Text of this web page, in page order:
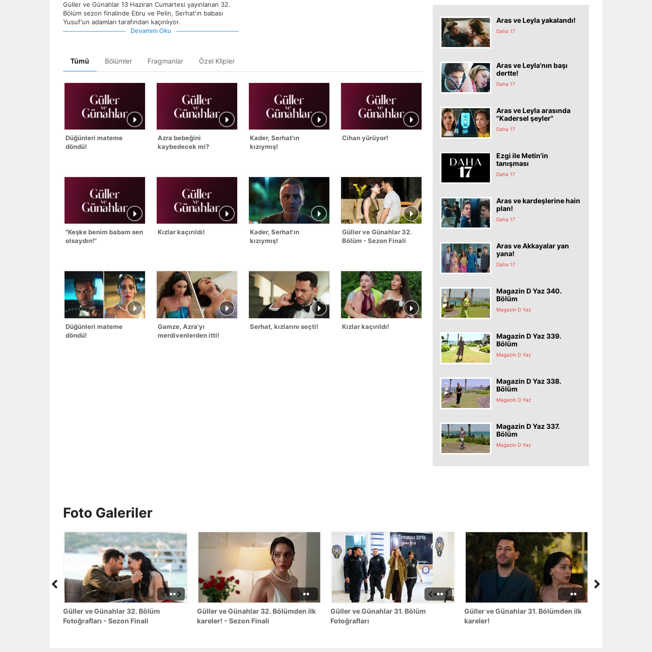
Güller ve Günahlar 13 Haziran Cumartesi yayınlanan 32.
Bölüm sezon finalinde Ebru ve Pelin, Serhat'ın babası
Yusuf'un adamları tarafından kaçırılıyor.
Devamını Oku
Tümü Bölümler Fragmanlar Özel Klipler
Düğünleri mateme
döndü!
Azra bebeğini
kaybedecek mi?
Kader, Serhat'ın
kızıymış!
Cihan yürüyor!
"Keşke benim babam sen
olsaydın!"
Kızlar kaçırıldı!
Kader, Serhat'ın
kızıymış!
Güller ve Günahlar 32.
Bölüm - Sezon Finali
Düğünleri mateme
döndü!
Gamze, Azra'yı
merdivenlerden itti!
Serhat, kızlarını seçti! Kızlar kaçırıldı!
Aras ve Leyla yakalandı!
Daha 17
Aras ve Leyla'nın başı
dertte!
Daha 17
Aras ve Leyla arasında
"Kadersel şeyler"
Daha 17
Ezgi ile Metin'in
tanışması
Daha 17
Aras ve kardeşlerine hain
plan!
Daha 17
Aras ve Akkayalar yan
yana!
Daha 17
Magazin D Yaz 340.
Bölüm
Magazin D Yaz
Magazin D Yaz 339.
Bölüm
Magazin D Yaz
Magazin D Yaz 338.
Bölüm
Magazin D Yaz
Magazin D Yaz 337.
Bölüm
Magazin D Yaz
Foto Galeriler
Güller ve Günahlar 32. Bölüm
Fotoğrafları - Sezon Finali
Güller ve Günahlar 32. Bölümden ilk
kareler! - Sezon Finali
Güller ve Günahlar 31. Bölüm
Fotoğrafları
Güller ve Günahlar 31. Bölümden ilk
kareler!